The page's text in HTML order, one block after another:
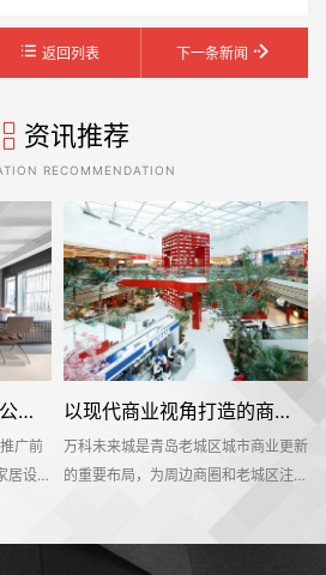
返回列表 下一条新闻
资讯推荐
RECOMMENDATION
展示企业先进理念的办公室装修设计空间是怎样的——FRAME
广前
居设
念的
以现代商业视角打造的商业城是怎样的——万科未来城
万科未来城是青岛老城区城市商业更新
的重要布局，为周边商圈和老城区注入
落、色泽浓郁的建筑物风格，设计团队